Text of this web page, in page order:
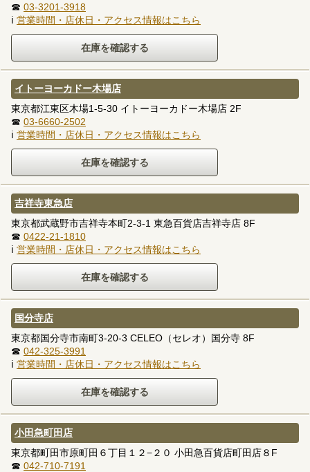
☎ 03-3201-3918
ℹ 営業時間・店休日・アクセス情報はこちら
イトーヨーカドー木場店
東京都江東区木場1-5-30 イトーヨーカドー木場店 2F
☎ 03-6660-2502
ℹ 営業時間・店休日・アクセス情報はこちら
吉祥寺東急店
東京都武蔵野市吉祥寺本町2-3-1 東急百貨店吉祥寺店 8F
☎ 0422-21-1810
ℹ 営業時間・店休日・アクセス情報はこちら
国分寺店
東京都国分寺市南町3-20-3 CELEO（セレオ）国分寺 8F
☎ 042-325-3991
ℹ 営業時間・店休日・アクセス情報はこちら
小田急町田店
東京都町田市原町田６丁目１２−２０ 小田急百貨店町田店８F
☎ 042-710-7191